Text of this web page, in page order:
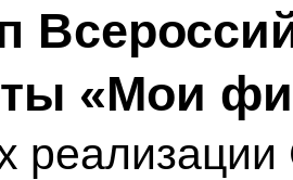
«Мои